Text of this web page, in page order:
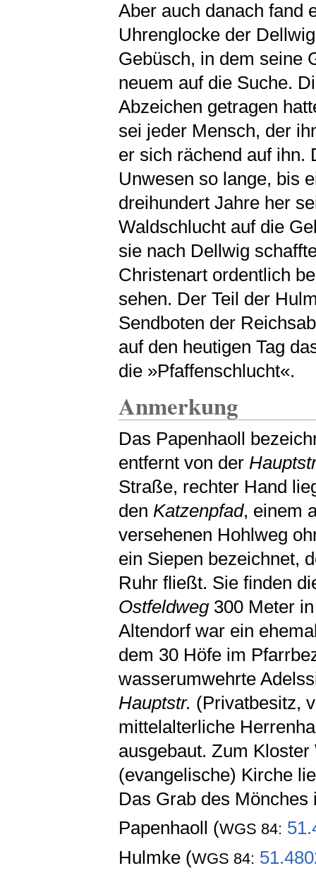
Aber auch danach fand
Uhrenglocke der
Gebüsch, in dem seine
neuem auf die Suche.
Abzeichen getragen
sei jeder Mensch, der
er sich rächend auf ihn.
Unwesen so lange, bis
dreihundert Jahre her
Waldschlucht auf die
sie nach Dellwig
Christenart ordentlich
sehen. Der Teil der
Sendboten der
auf den heutigen Tag
die »Pfaffenschlucht«.
Anmerkung
Das Papenhaoll
entfernt von der
Straße, rechter Hand
den Katzenpfad, einem
versehenen Hohlweg
ein Siepen bezeichnet,
Ruhr ﬂießt. Sie ﬁnden
Ostfeldweg300 Meter in
Altendorf war ein
dem 30 Höfe im
wasserumwehrte
Hauptstr. (Privatbesitz,
mittelalterliche
ausgebaut. Zum
(evangelische) Kirche
Das Grab des
Papenhaoll (WGS 84:
Hulmke (WGS 84: